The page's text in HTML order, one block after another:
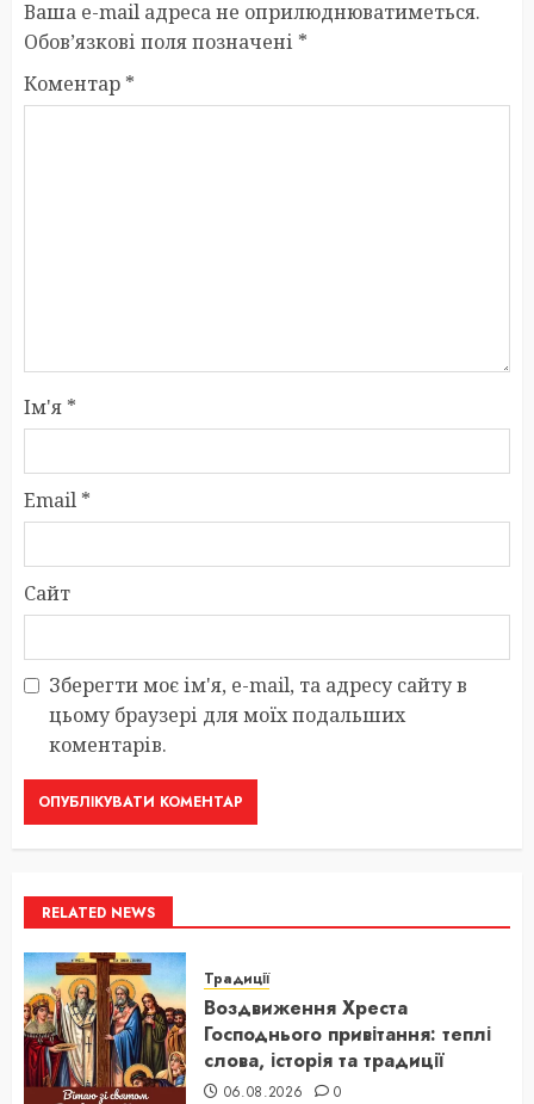
Ваша e-mail адреса не оприлюднюватиметься.
Обов’язкові поля позначені *
Коментар *
Ім'я *
Email *
Сайт
Зберегти моє ім'я, e-mail, та адресу сайту в
цьому браузері для моїх подальших
коментарів.
RELATED NEWS
Традиції
Воздвиження Хреста
Господнього привітання: теплі
слова, історія та традиції
06.08.2026 0